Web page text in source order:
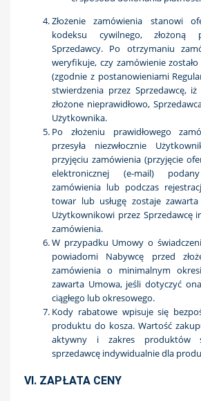
Złożenie zamówienia stanowi
kodeksu cywilnego, złożoną
Sprzedawcy. Po otrzymaniu
weryfikuje, czy zamówienie zostało
(zgodnie z postanowieniami
stwierdzenia przez Sprzedawcę, iż
złożone nieprawidłowo,
Użytkownika.
Po złożeniu prawidłowego
przesyła niezwłocznie
przyjęciu zamówienia (przyjęcie
elektronicznej (e-mail)
zamówienia lub podczas
towar lub usługę zostaje
Użytkownikowi przez Sprzedawcę
zamówienia.
W przypadku Umowy o
powiadomi Nabywcę przed
zamówienia o minimalnym
zawarta Umowa, jeśli dotyczyć
ciągłego lub okresowego.
Kody rabatowe wpisuje się
produktu do kosza. Wartość
aktywny i zakres produktów
sprzedawcę indywidualnie dla
VI. ZAPŁATA CENY